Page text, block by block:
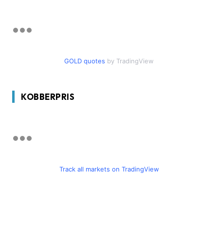
GOLD quotes by TradingView
KOBBERPRIS
Track all markets on TradingView